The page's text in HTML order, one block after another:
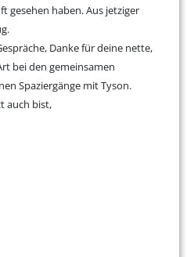
gesehen haben. Aus jetziger
Danke für deine nette,
bei den gemeinsamen
Spaziergänge mit Tyson.
auch bist,